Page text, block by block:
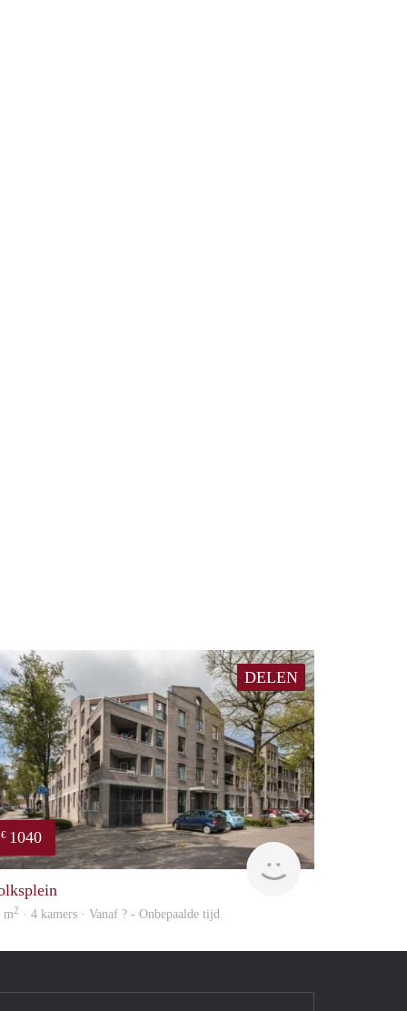
DELEN
€ 1040
rent
m2 · 4 kamers · Vanaf ? - Onbepaalde tijd